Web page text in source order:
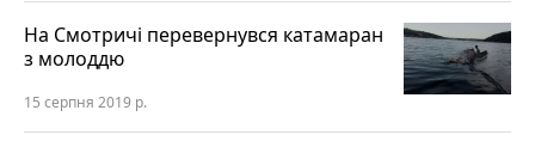
На Смотричі перевернувся катамаран
з молоддю
15 серпня 2019 р.